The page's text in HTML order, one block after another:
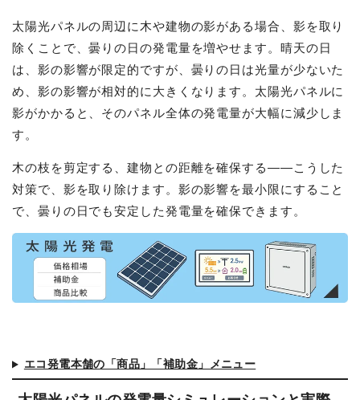
太陽光パネルの周辺に木や建物の影がある場合、影を取り
除くことで、曇りの日の発電量を増やせます。晴天の日
は、影の影響が限定的ですが、曇りの日は光量が少ないた
め、影の影響が相対的に大きくなります。太陽光パネルに
影がかかると、そのパネル全体の発電量が大幅に減少しま
す。
木の枝を剪定する、建物との距離を確保する——こうした
対策で、影を取り除けます。影の影響を最小限にすること
で、曇りの日でも安定した発電量を確保できます。
エコ発電本舗の「商品」「補助金」メニュー